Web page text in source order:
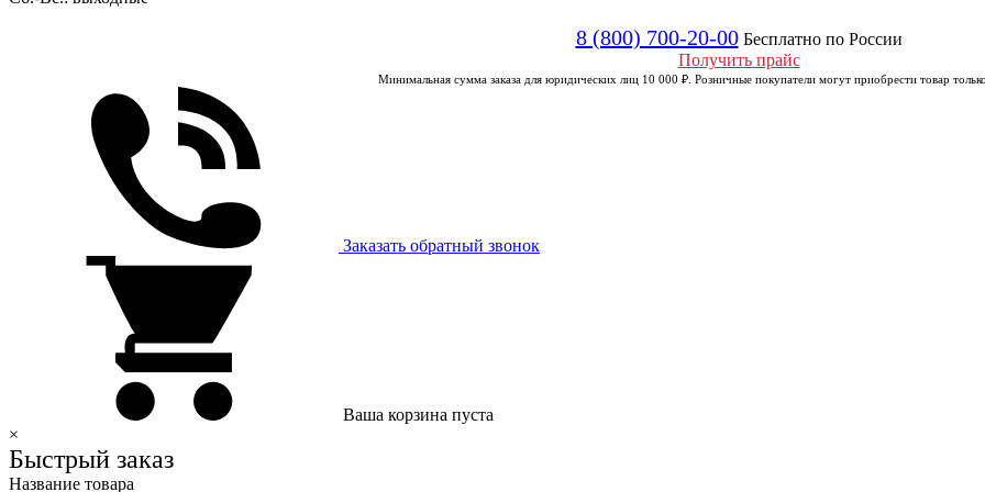
8 (800) 700-20-00 Бесплатно по России
Получить прайс
Минимальная сумма заказа для юридических лиц 10 000 ₽. Розничные покупатели могут приобрести товар
Заказать обратный звонок
Ваша корзина пуста
×
Быстрый заказ
Название товара